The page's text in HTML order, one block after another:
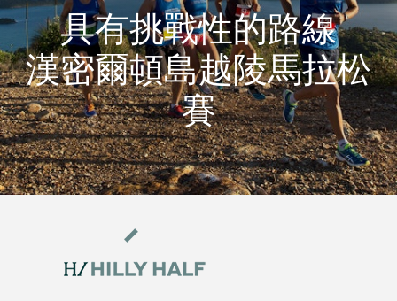
具有挑戰性的路線
漢密爾頓島越陵馬拉松
賽